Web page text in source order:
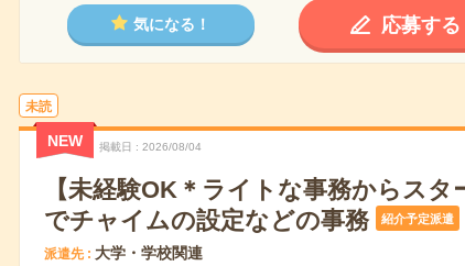
気になる！ 応募する
未読
NEW 掲載日 2026/08/04
【未経験OK＊ライトな事務からスタ
でチャイムの設定などの事務
紹介予定派遣
派遣先 大学・学校関連